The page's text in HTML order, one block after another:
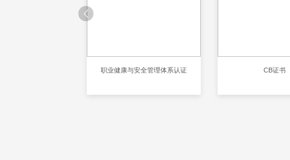
职业健康与安全管理体系认证 CB证书